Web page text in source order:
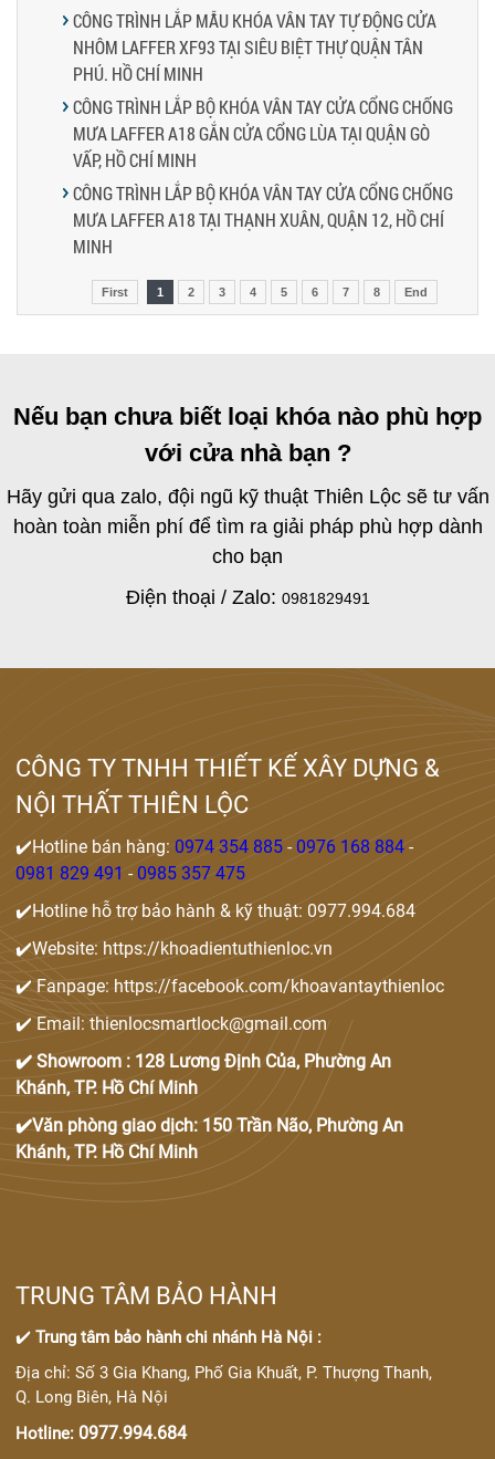
CÔNG TRÌNH LẮP MẪU KHÓA VÂN TAY TỰ ĐỘNG CỬA
NHÔM LAFFER XF93 TẠI SIÊU BIỆT THỰ QUẬN TÂN
PHÚ. HỒ CHÍ MINH
CÔNG TRÌNH LẮP BỘ KHÓA VÂN TAY CỬA CỔNG CHỐNG
MƯA LAFFER A18 GẮN CỬA CỔNG LÙA TẠI QUẬN GÒ
VẤP, HỒ CHÍ MINH
CÔNG TRÌNH LẮP BỘ KHÓA VÂN TAY CỬA CỔNG CHỐNG
MƯA LAFFER A18 TẠI THẠNH XUÂN, QUẬN 12, HỒ CHÍ
MINH
First 1 2 3 4 5 6 7 8 End
Nếu bạn chưa biết loại khóa nào phù hợp
với cửa nhà bạn ?
Hãy gửi qua zalo, đội ngũ kỹ thuật Thiên Lộc sẽ tư vấn
hoàn toàn miễn phí để tìm ra giải pháp phù hợp dành
cho bạn
Điện thoại / Zalo: 0981829491
CÔNG TY TNHH THIẾT KẾ XÂY DỰNG &
NỘI THẤT THIÊN LỘC
✔️Hotline bán hàng: 0974 354 885 - 0976 168 884 -
0981 829 491 - 0985 357 475
✔️Hotline hỗ trợ bảo hành & kỹ thuật: 0977.994.684
✔️Website: https://khoadientuthienloc.vn
✔️ Fanpage: https://facebook.com/khoavantaythienloc
✔️ Email: thienlocsmartlock@gmail.com
✔️ Showroom : 128 Lương Định Của, Phường An
Khánh, TP. Hồ Chí Minh
✔️Văn phòng giao dịch: 150 Trần Não, Phường An
Khánh, TP. Hồ Chí Minh
TRUNG TÂM BẢO HÀNH
✔️Trung tâm bảo hành chi nhánh Hà Nội :
Địa chỉ: Số 3 Gia Khang, Phố Gia Khuất, P. Thượng Thanh,
Q. Long Biên, Hà Nội
Hotline: 0977.994.684